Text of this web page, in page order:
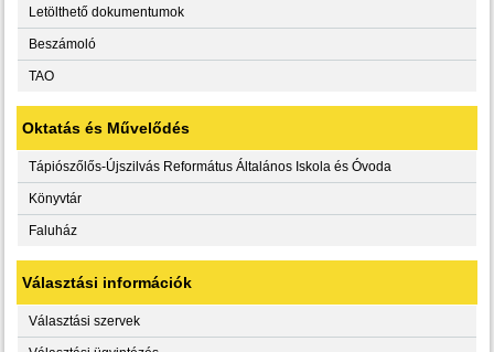
Letölthető dokumentumok
Beszámoló
TAO
Oktatás és Művelődés
Tápiószőlős-Újszilvás Református Általános Iskola és Óvoda
Könyvtár
Faluház
Választási információk
Választási szervek